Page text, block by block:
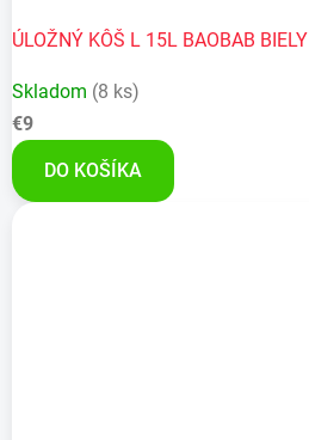
ÚLOŽNÝ KÔŠ L 15L BAOBAB BIELY
Skladom (8 ks)
€9
DO KOŠÍKA